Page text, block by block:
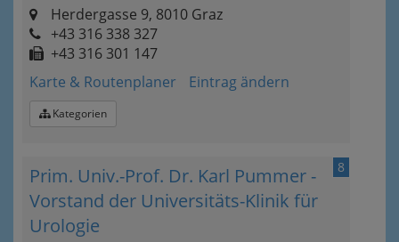
Herdergasse 9, 8010 Graz
+43 316 338 327
+43 316 301 147
Karte & Routenplaner
Eintrag ändern
Kategorien
8
Prim. Univ.-Prof. Dr. Karl Pummer -
Vorstand der Universitäts-Klinik für
Urologie